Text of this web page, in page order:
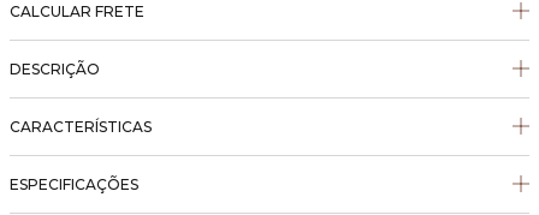
CALCULAR FRETE
DESCRIÇÃO
CARACTERÍSTICAS
ESPECIFICAÇÕES